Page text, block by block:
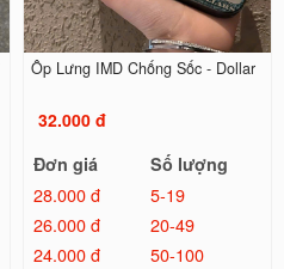
Ốp Lưng IMD Chống Sốc - Dollar
32.000 đ
Đơn giá
Số lượng
28.000 đ
5-19
26.000 đ
20-49
24.000 đ
50-100